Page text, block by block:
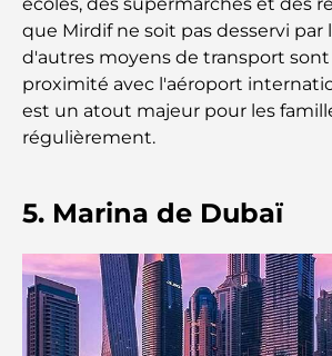
Résidences en bord de mer à
bord de la mer
Les meilleures banques de
expatriés : un guide bancaire
Le pays le plus cher du monde :
mondial des coûts
Les meilleurs restaurants de
guide pour les amateurs de
que Mirdif ne soit pas desservi par
d'autres moyens de transport sont
proximité avec l'aéroport
est un atout majeur pour les
régulièrement.
5. Marina de Dubaï